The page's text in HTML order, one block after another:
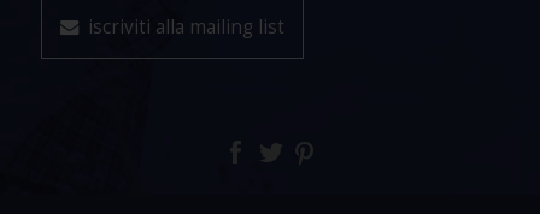
iscriviti alla mailing list